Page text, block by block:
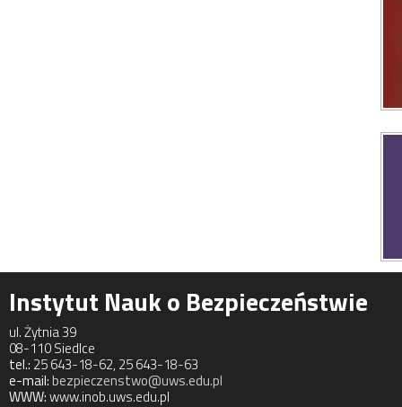
Instytut Nauk o Bezpieczeństwie
ul. Żytnia 39
08-110 Siedlce
tel.: 25 643-18-62, 25 643-18-63
e-mail:bezpieczenstwo@uws.edu.pl
WWW:www.inob.uws.edu.pl